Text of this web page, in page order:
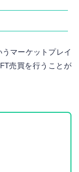
うマーケットプレイ
売買を行うことが